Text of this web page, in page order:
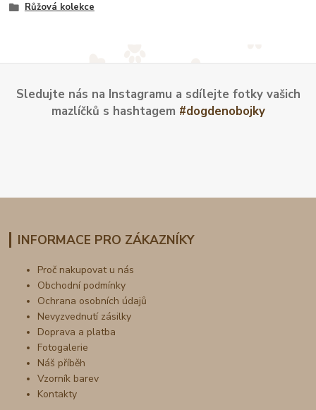
Růžová kolekce
Sledujte nás na Instagramu a sdílejte fotky vašich
mazlíčků s hashtagem #dogdenobojky
INFORMACE PRO ZÁKAZNÍKY
Proč nakupovat u nás
Obchodní podmínky
Ochrana osobních údajů
Nevyzvednutí zásilky
Doprava a platba
Fotogalerie
Náš příběh
Vzorník barev
Kontakty